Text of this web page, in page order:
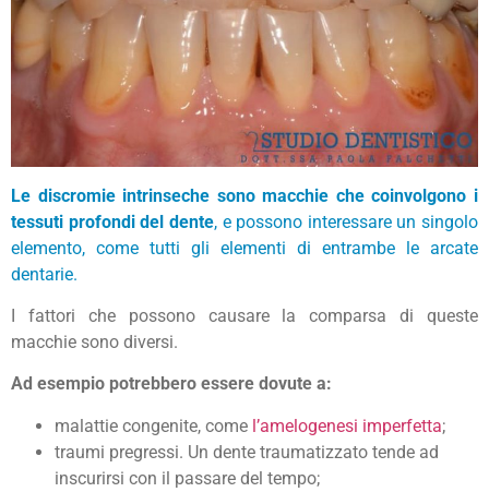
Le discromie intrinseche sono macchie che coinvolgono i
tessuti profondi del dente, e possono interessare un singolo
elemento, come tutti gli elementi di entrambe le arcate
dentarie.
I fattori che possono causare la comparsa di queste
macchie sono diversi.
Ad esempio potrebbero essere dovute a:
malattie congenite, come l’amelogenesi imperfetta;
traumi pregressi. Un dente traumatizzato tende ad
inscurirsi con il passare del tempo;